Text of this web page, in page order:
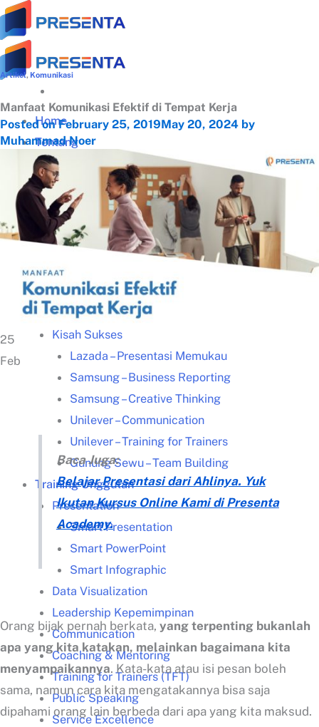
Skip
to
content
Home
Tentang
Tentang Presenta
Trainer Terbaik
Klien Terpercaya
Testimonial
Galeri Training
Materi Gratis
Download Panduan Lengkap Zoom (PDF)
Video Tips Manajerial
Kisah Sukses
Lazada – Presentasi Memukau
Samsung – Business Reporting
Samsung – Creative Thinking
Unilever – Communication
Unilever – Training for Trainers
Gunung Sewu – Team Building
Training Unggulan
Presentation
Smart Presentation
Smart PowerPoint
Smart Infographic
Data Visualization
Leadership Kepemimpinan
Communication
Coaching & Mentoring
Training for Trainers (TFT)
Public Speaking
Service Excellence
Artikel, Komunikasi
Manfaat Komunikasi Efektif di Tempat Kerja
Posted onFebruary 25, 2019May 20, 2024 by
Muhammad Noer
25
Feb
Baca Juga:
Belajar Presentasi dari Ahlinya. Yuk
Ikutan Kursus Online Kami di Presenta
Academy.
Orang bijak pernah berkata, yang terpenting bukanlah
apa yang kita katakan, melainkan bagaimana kita
menyampaikannya. Kata-kata atau isi pesan boleh
sama, namun cara kita mengatakannya bisa saja
dipahami orang lain berbeda dari apa yang kita maksud.